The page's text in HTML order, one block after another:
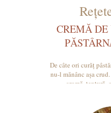
CREMĂ
De câte ori curăț
nu-l mănânc așa
aromă, textură,